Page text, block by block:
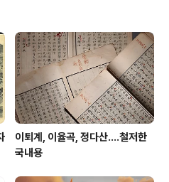
鼻荊郞' 이야기
는 폐위된 뒤에
여자와 관계해
자을 이끄는 우두
가 이끄는 무리와
이퇴계, 이율곡, 정다산....철저한
국내용